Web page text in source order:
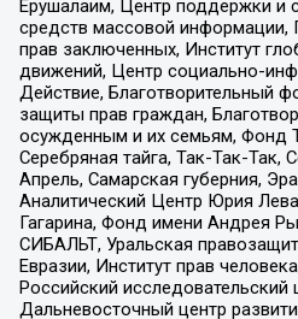
Ерушалаим, Центр поддержки и
средств массовой информации,
прав заключенных, Институт
движений, Центр социально-
Действие, Благотворительный
защиты прав граждан,
осужденным и их семьям, Фонд
Серебряная тайга, Так-Так-Так,
Апрель, Самарская губерния,
Аналитический Центр Юрия
Гагарина, Фонд имени Андрея
СИБАЛЬТ, Уральская
Евразии, Институт прав
Российский исследовательский
Дальневосточный центр